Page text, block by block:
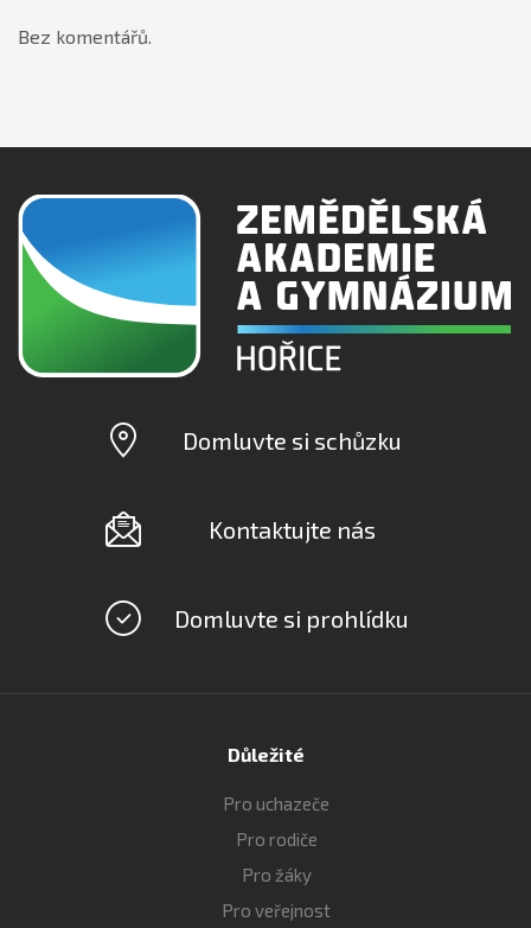
Bez komentářů.
Domluvte si schůzku
Kontaktujte nás
Domluvte si prohlídku
Důležité
Pro uchazeče
Pro rodiče
Pro žáky
Pro veřejnost